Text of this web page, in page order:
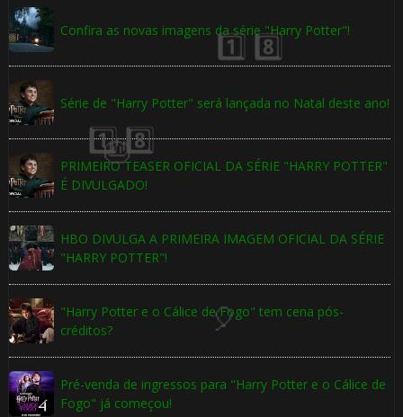
Confira as novas imagens da série "Harry Potter"!
Série de "Harry Potter" será lançada no Natal deste ano!
PRIMEIRO TEASER OFICIAL DA SÉRIE "HARRY POTTER"
É DIVULGADO!
HBO DIVULGA A PRIMEIRA IMAGEM OFICIAL DA SÉRIE
"HARRY POTTER"!
"Harry Potter e o Cálice de Fogo" tem cena pós-
créditos?
Pré-venda de ingressos para "Harry Potter e o Cálice de
Fogo" já começou!
⚡
🎈
🎈
1️⃣
8️⃣
1️⃣ 8️⃣
1️⃣ 8️⃣
⚡
🎂